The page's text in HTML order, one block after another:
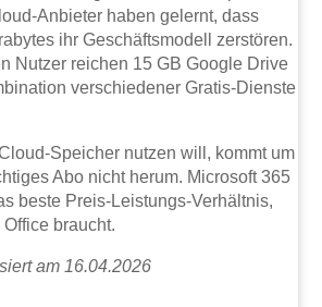
Anbieter haben gelernt, dass
ihr Geschäftsmodell zerstören.
Nutzer reichen 15 GB Google Drive
verschiedener Gratis-Dienste
Speicher nutzen will, kommt um
Abo nicht herum. Microsoft 365
beste Preis-Leistungs-Verhältnis,
braucht.
am 16.04.2026